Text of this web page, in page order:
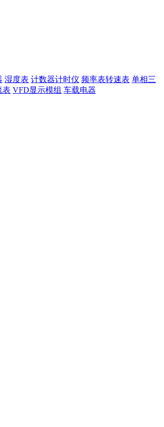
湿度表 计数器计时仪 频率表转速表 单相三
表 VFD显示模组 车载电器